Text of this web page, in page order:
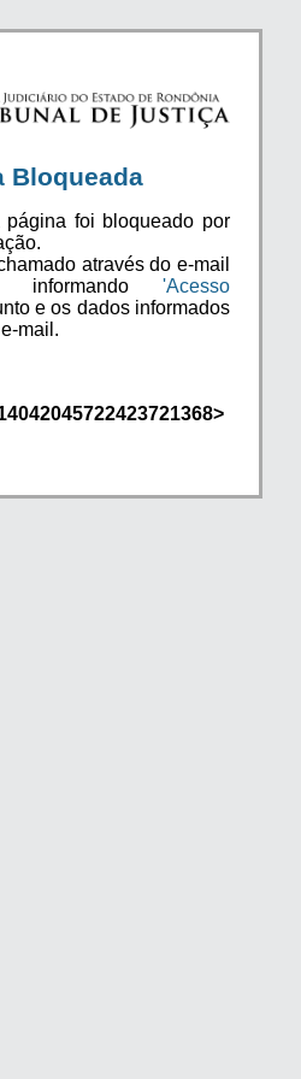
Bloqueada
foi bloqueado por
através do e-mail
informando 'Acesso
e os dados informados
mail.